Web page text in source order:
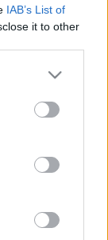
IAB’s List of
it to other
more Google
may click to
tags to
below Google
a British
Úgy tűnik
...